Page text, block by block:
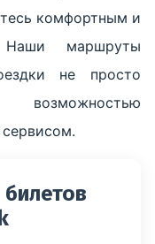
комфортным и
Наши маршруты
не просто